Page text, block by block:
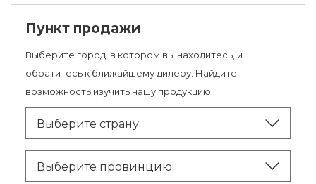
Пункт продажи
Выберите город, в котором вы находитесь, и
обратитесь к ближайшему дилеру. Найдите
возможность изучить нашу продукцию.
Выберите страну
Выберите провинцию